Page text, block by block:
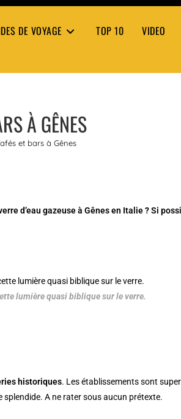
DE VOYAGE TOP 10 VIDEO
À GÊNES
et bars à Gênes
d’eau gazeuse à Gênes en Italie ? Si
lumière quasi biblique sur le verre.
historiques. Les établissements sont
A ne rater sous aucun prétexte.